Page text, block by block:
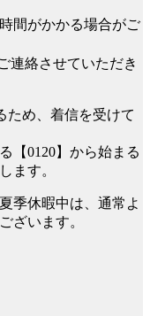
間がかかる場合がご
連絡させていただき
ため、着信を受けて
【0120】から始まる
ます。
季休暇中は、通常よ
ざいます。